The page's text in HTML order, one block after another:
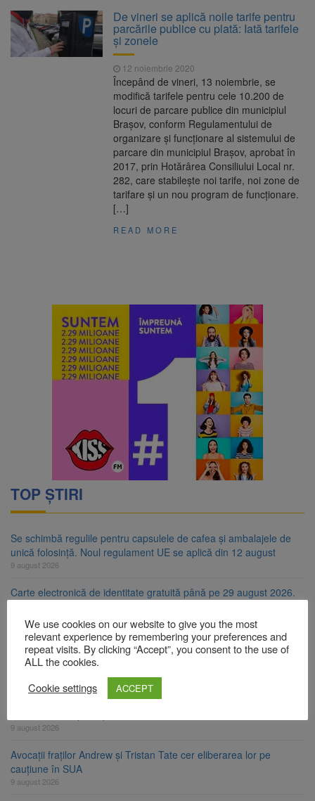
propriul record mondial. Betty Bromage a
zburat din nou pe aripa unui avion
9 august 2026
Avocații fraților Andrew și
Tristan Tate cer eliberarea lor pe cauțiune în
Se schimbă examenul de
medic specialist. Subiecte unice în toată țara,
aceeași oră și același barem
Se schimbă regulile pentru
capsulele de cafea și ambalajele de unică
folosință. Noul regulament UE se aplică din 12
De vineri se aplică noile tarife pentru
parcările publice cu plată: Iată tarifele
și zonele
12 noiembrie 2020
Începând de vineri, 13 noiembrie, se
modifică tarifele pentru cele 10.200 de
locuri de parcare publice din municipiul
Brașov, conform Regulamentului de
organizare şi funcţionare al sistemului de
parcare din municipiul Braşov, aprobat în
2017, prin Hotărârea Consiliului Local nr.
282, care stabilește noi tarife, noi zone de
tarifare și un nou program de funcționare.
[…]
READ MORE
TOP ȘTIRI
Se schimbă regulile pentru capsulele de cafea și ambalajele de
unică folosință. Noul regulament UE se aplică din 12 august
9 august 2026
Carte electronică de identitate gratuită până pe 29 august 2026.
9 august 2026
Zece troițe istorice din Șcheii Brașovului vor fi restaurate.
Contractul de finanțare a fost semnat
La 97 de ani, a doborât propriul record mondial. Betty Bromage a
9 august 2026
Avocații fraților Andrew și Tristan Tate cer eliberarea lor pe
cauțiune în SUA
9 august 2026
We use cookies on our website to give you the most
relevant experience by remembering your preferences and
repeat visits. By clicking “Accept”, you consent to the use of
ALL the cookies.
Cookie settings
ACCEPT